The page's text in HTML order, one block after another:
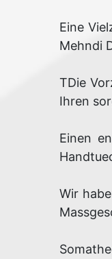
Eine
Mehndi
TDie
Ihren
Einen
Wir